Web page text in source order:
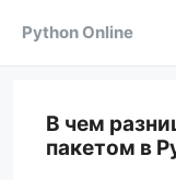
Python Online
В чем
пакетом в